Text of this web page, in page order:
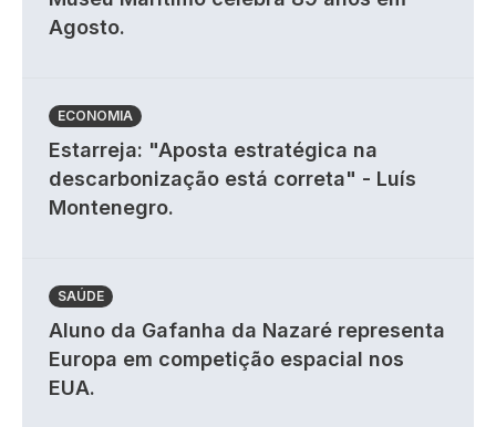
Agosto.
ECONOMIA
Estarreja: "Aposta estratégica na
descarbonização está correta" - Luís
Montenegro.
SAÚDE
Aluno da Gafanha da Nazaré representa
Europa em competição espacial nos
EUA.